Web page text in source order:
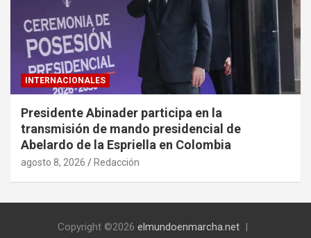
INTERNACIONALES
Presidente Abinader participa en la
transmisión de mando presidencial de
Abelardo de la Espriella en Colombia
agosto 8, 2026 Redacción
Copyright ©2026 elmundoenmarcha.net